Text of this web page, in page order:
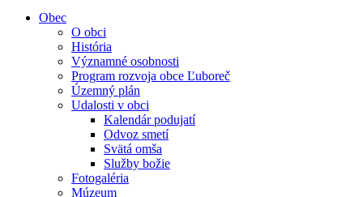
Obec
O obci
História
Významné osobnosti
Program rozvoja obce Ľuboreč
Územný plán
Udalosti v obci
Kalendár podujatí
Odvoz smetí
Svätá omša
Služby božie
Fotogaléria
Múzeum